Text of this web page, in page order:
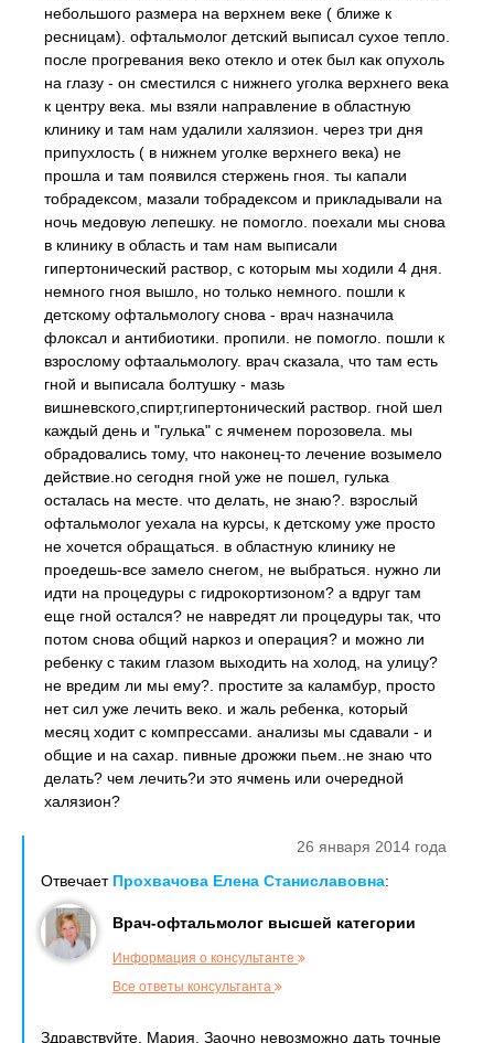
небольшого размера на верхнем веке ( ближе к
ресницам). офтальмолог детский выписал сухое тепло.
после прогревания веко отекло и отек был как опухоль
на глазу - он сместился с нижнего уголка верхнего века
к центру века. мы взяли направление в областную
клинику и там нам удалили халязион. через три дня
припухлость ( в нижнем уголке верхнего века) не
прошла и там появился стержень гноя. ты капали
тобрадексом, мазали тобрадексом и прикладывали на
ночь медовую лепешку. не помогло. поехали мы снова
в клинику в область и там нам выписали
гипертонический раствор, с которым мы ходили 4 дня.
немного гноя вышло, но только немного. пошли к
детскому офтальмологу снова - врач назначила
флоксал и антибиотики. пропили. не помогло. пошли к
взрослому офтаальмологу. врач сказала, что там есть
гной и выписала болтушку - мазь
вишневского,спирт,гипертонический раствор. гной шел
каждый день и "гулька" с ячменем порозовела. мы
обрадовались тому, что наконец-то лечение возымело
действие.но сегодня гной уже не пошел, гулька
осталась на месте. что делать, не знаю?. взрослый
офтальмолог уехала на курсы, к детскому уже просто
не хочется обращаться. в областную клинику не
проедешь-все замело снегом, не выбраться. нужно ли
идти на процедуры с гидрокортизоном? а вдруг там
еще гной остался? не навредят ли процедуры так, что
потом снова общий наркоз и операция? и можно ли
ребенку с таким глазом выходить на холод, на улицу?
не вредим ли мы ему?. простите за каламбур, просто
нет сил уже лечить веко. и жаль ребенка, который
месяц ходит с компрессами. анализы мы сдавали - и
общие и на сахар. пивные дрожжи пьем..не знаю что
делать? чем лечить?и это ячмень или очередной
халязион?
26 января 2014 года
Отвечает Прохвачова Елена Станиславовна:
Врач-офтальмолог высшей категории
Информация о консультанте
Все ответы консультанта
Здравствуйте, Мария. Заочно невозможно дать точные